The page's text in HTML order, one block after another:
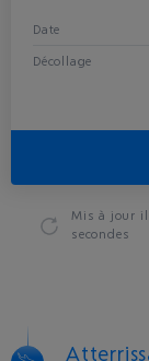
Date
Décollage
Mis à jour
secondes